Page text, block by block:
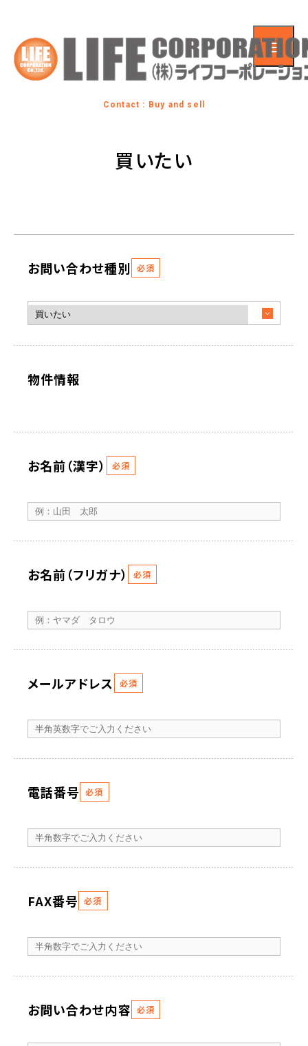
Contact : Buy and sell
買いたい
お問い合わせ種別 必須
物件情報
お名前（漢字） 必須
お名前（フリガナ） 必須
メールアドレス 必須
電話番号 必須
FAX番号 必須
お問い合わせ内容 必須